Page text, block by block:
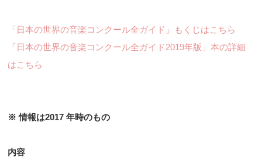
「日本の世界の音楽コンクール全ガイド」もくじはこちら
「日本の世界の音楽コンクール全ガイド2019年版」本の詳細
はこちら
※ 情報は2017 年時のもの
内容